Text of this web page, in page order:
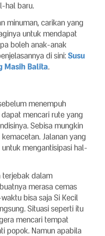
hal baru.
minuman, carikan yang
untuk mendapat
boleh anak-anak
di sini: Susu
Masih Balita.
menempuh
mencari rute yang
Sebisa mungkin
Jalanan yang
mengantisipasi hal-
terjebak dalam
merasa cemas
bisa saja Si Kecil
Situasi seperti itu
mencari tempat
popok. Namun apabila